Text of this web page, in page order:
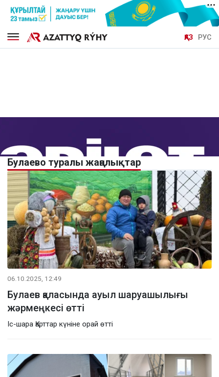
ҚАЗ РУС
Булаево туралы жаңалықтар
06.10.2025, 12:49
Булаев қаласында ауыл шаруашылығы
жәрмеңкесі өтті
Іс-шара Қарттар күніне орай өтті